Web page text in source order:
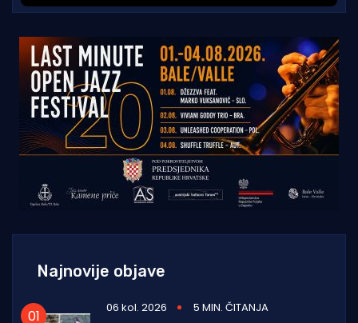
Najnovije objave
06 kol. 2026
5 MIN. ČITANJA